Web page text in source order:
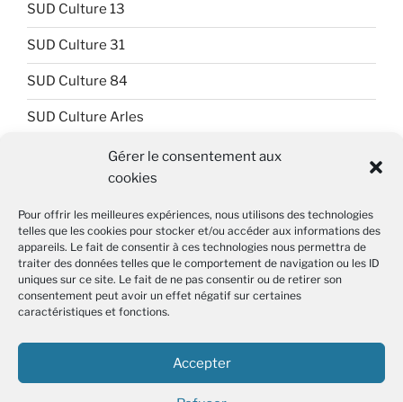
Gérer le consentement aux
cookies
Pour offrir les meilleures expériences, nous utilisons des technologies
telles que les cookies pour stocker et/ou accéder aux informations des
appareils. Le fait de consentir à ces technologies nous permettra de
traiter des données telles que le comportement de navigation ou les ID
uniques sur ce site. Le fait de ne pas consentir ou de retirer son
consentement peut avoir un effet négatif sur certaines
caractéristiques et fonctions.
Accepter
SUD Culture 13
SUD Culture 31
SUD Culture 84
SUD Culture Arles
SUD Culture Art Architecture
SUD Culture Beaubourg
SUD Culture Bibliothèque nationale de France (BnF)
SUD Culture Métiers du livre
SUD Culture MICAM IDF